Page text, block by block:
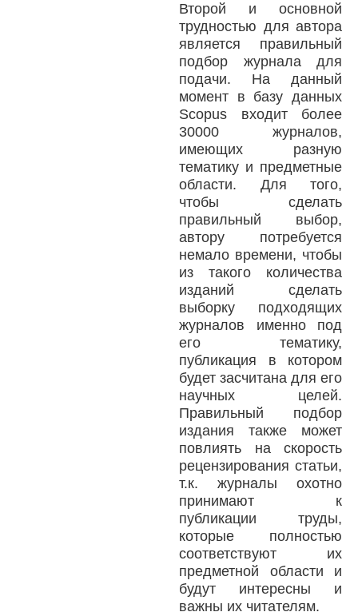
Второй и основной
трудностью для автора
является правильный
подбор журнала для
подачи. На данный
момент в базу данных
Scopus входит более
30000 журналов,
имеющих разную
тематику и предметные
области. Для того,
чтобы сделать
правильный выбор,
автору потребуется
немало времени, чтобы
из такого количества
изданий сделать
выборку подходящих
журналов именно под
его тематику,
публикация в котором
будет засчитана для его
научных целей.
Правильный подбор
издания также может
повлиять на скорость
рецензирования статьи,
т.к. журналы охотно
принимают к
публикации труды,
которые полностью
соответствуют их
предметной области и
будут интересны и
важны их читателям.